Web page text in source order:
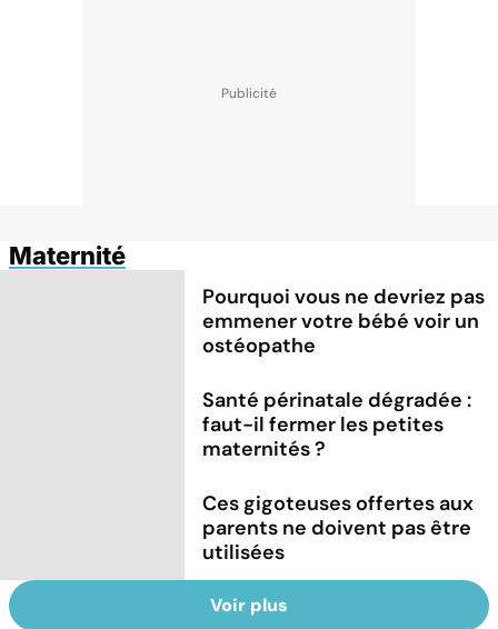
Maternité
Pourquoi vous ne devriez pas
emmener votre bébé voir un
ostéopathe
Santé périnatale dégradée :
faut-il fermer les petites
maternités ?
Ces gigoteuses offertes aux
parents ne doivent pas être
utilisées
Voir plus